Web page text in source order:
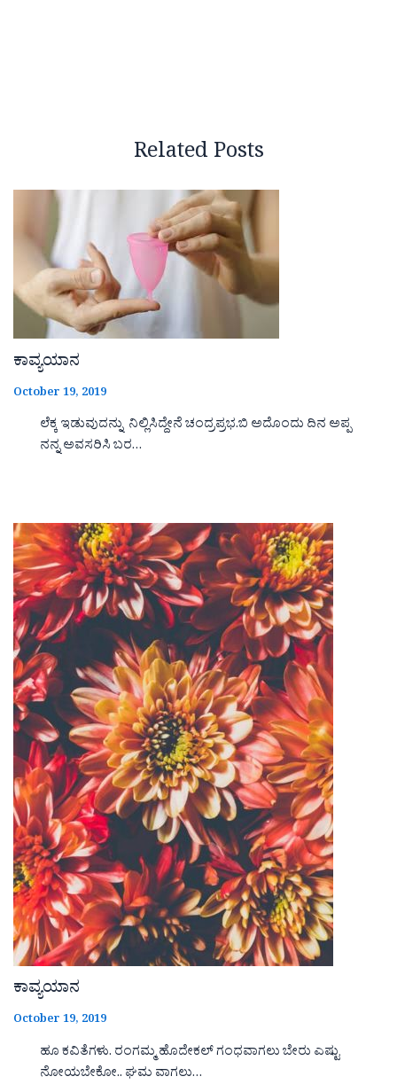
Related Posts
ಕಾವ್ಯಯಾನ
October 19, 2019
ಲೆಕ್ಕ ಇಡುವುದನ್ನು ನಿಲ್ಲಿಸಿದ್ದೇನೆ ಚಂದ್ರಪ್ರಭ.ಬಿ ಅದೊಂದು ದಿನ ಅಪ್ಪ
ನನ್ನ ಅವಸರಿಸಿ ಬರ…
ಕಾವ್ಯಯಾನ
October 19, 2019
ಹೂ ಕವಿತೆಗಳು. ರಂಗಮ್ಮ ಹೊದೇಕಲ್ ಗಂಧವಾಗಲು ಬೇರು ಎಷ್ಟು
ನೋಯಬೇಕೋ.. ಘಮ ವಾಗಲು…